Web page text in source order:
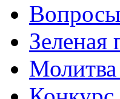
Зеленая